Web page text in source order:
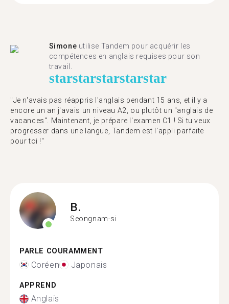
Simone utilise Tandem pour acquérir les
compétences en anglais requises pour son
travail.
starstarstarstarstar
"Je n'avais pas réappris l'anglais pendant 15 ans, et il y a
encore un an j'avais un niveau A2, ou plutôt un "anglais de
vacances". Maintenant, je prépare l'examen C1 ! Si tu veux
progresser dans une langue, Tandem est l'appli parfaite
pour toi !"
B.
Seongnam-si
PARLE COURAMMENT
Coréen Japonais
APPREND
Anglais